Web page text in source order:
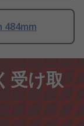
484mm
受け取